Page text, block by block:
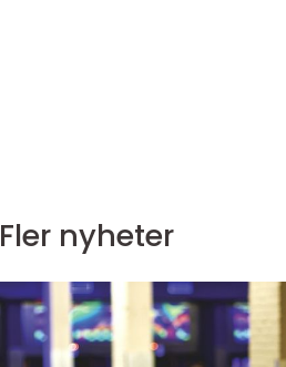
Fler nyheter